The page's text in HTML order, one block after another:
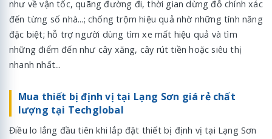
như về vận tốc, quãng đường đi, thời gian dừng đỗ chính xác
đến từng số nhà...; chống trộm hiệu quả nhờ những tính năng
đặc biệt; hỗ trợ người dùng tìm xe mất hiệu quả và tìm
những điểm đến như cây xăng, cây rút tiền hoặc siêu thị
nhanh nhất...
Mua thiết bị định vị tại Lạng Sơn giá rẻ chất
lượng tại Techglobal
Điều lo lắng đầu tiên khi lắp đặt thiết bị định vị tại Lạng Sơn